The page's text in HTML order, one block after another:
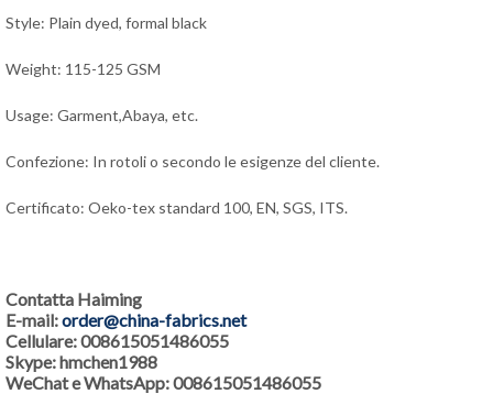
Style: Plain dyed, formal black
Weight: 115-125 GSM
Usage: Garment,Abaya, etc.
Confezione: In rotoli o secondo le esigenze del cliente.
Certificato: Oeko-tex standard 100, EN, SGS, ITS.
Contatta Haiming
E-mail:order@china-fabrics.net
Cellulare: 008615051486055
Skype: hmchen1988
WeChat e WhatsApp: 008615051486055